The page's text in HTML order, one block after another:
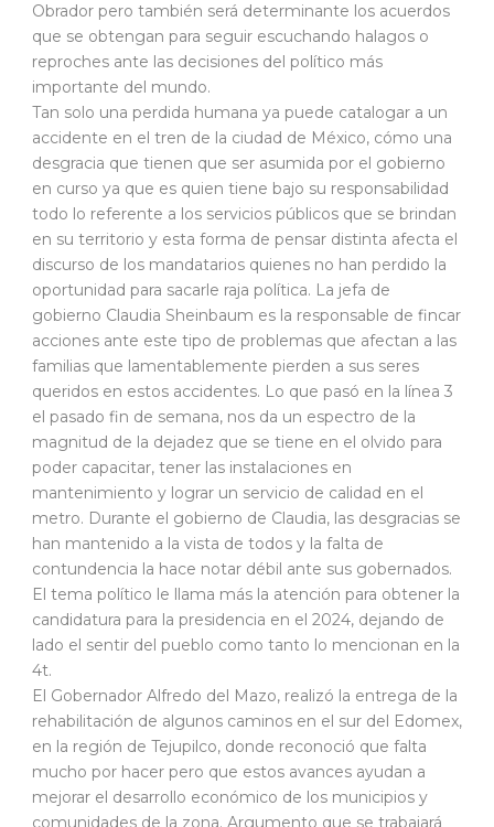
Obrador pero también será determinante los acuerdos
que se obtengan para seguir escuchando halagos o
reproches ante las decisiones del político más
importante del mundo.
Tan solo una perdida humana ya puede catalogar a un
accidente en el tren de la ciudad de México, cómo una
desgracia que tienen que ser asumida por el gobierno
en curso ya que es quien tiene bajo su responsabilidad
todo lo referente a los servicios públicos que se brindan
en su territorio y esta forma de pensar distinta afecta el
discurso de los mandatarios quienes no han perdido la
oportunidad para sacarle raja política. La jefa de
gobierno Claudia Sheinbaum es la responsable de fincar
acciones ante este tipo de problemas que afectan a las
familias que lamentablemente pierden a sus seres
queridos en estos accidentes. Lo que pasó en la línea 3
el pasado fin de semana, nos da un espectro de la
magnitud de la dejadez que se tiene en el olvido para
poder capacitar, tener las instalaciones en
mantenimiento y lograr un servicio de calidad en el
metro. Durante el gobierno de Claudia, las desgracias se
han mantenido a la vista de todos y la falta de
contundencia la hace notar débil ante sus gobernados.
El tema político le llama más la atención para obtener la
candidatura para la presidencia en el 2024, dejando de
lado el sentir del pueblo como tanto lo mencionan en la
4t.
El Gobernador Alfredo del Mazo, realizó la entrega de la
rehabilitación de algunos caminos en el sur del Edomex,
en la región de Tejupilco, donde reconoció que falta
mucho por hacer pero que estos avances ayudan a
mejorar el desarrollo económico de los municipios y